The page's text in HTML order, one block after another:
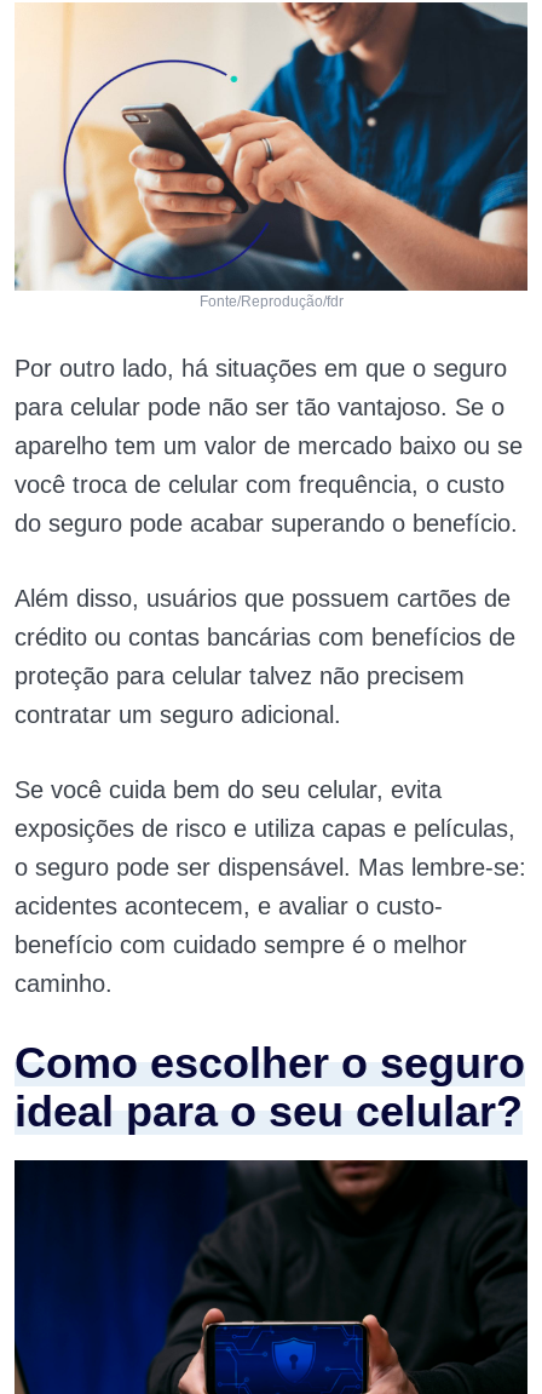
Fonte/Reprodução/fdr
Por outro lado, há situações em que o seguro
para celular pode não ser tão vantajoso. Se o
aparelho tem um valor de mercado baixo ou se
você troca de celular com frequência, o custo
do seguro pode acabar superando o benefício.
Além disso, usuários que possuem cartões de
crédito ou contas bancárias com benefícios de
proteção para celular talvez não precisem
contratar um seguro adicional.
Se você cuida bem do seu celular, evita
exposições de risco e utiliza capas e películas,
o seguro pode ser dispensável. Mas lembre-se:
acidentes acontecem, e avaliar o custo-
benefício com cuidado sempre é o melhor
caminho.
Como escolher o seguro
ideal para o seu celular?